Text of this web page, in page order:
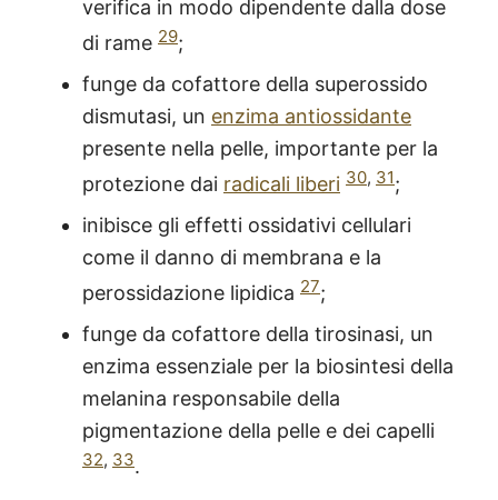
verifica in modo dipendente dalla dose
di rame 29;
funge da cofattore della superossido
dismutasi, un enzima antiossidante
presente nella pelle, importante per la
protezione dai radicali liberi 30, 31;
inibisce gli effetti ossidativi cellulari
come il danno di membrana e la
perossidazione lipidica 27;
funge da cofattore della tirosinasi, un
enzima essenziale per la biosintesi della
melanina responsabile della
pigmentazione della pelle e dei capelli
32, 33.